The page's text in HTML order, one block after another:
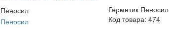
Герметик Пеносил
Код товара: 474